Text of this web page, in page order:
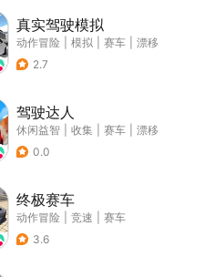
真实驾驶模拟
动作冒险 模拟 赛车
漂移
2.7
驾驶达人
休闲益智 收集 赛车
漂移
0.0
终极赛车
动作冒险 竞速
赛车
3.6